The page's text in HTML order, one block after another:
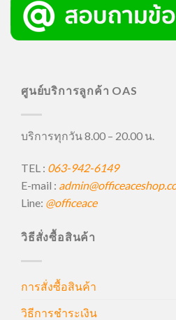
ศูนย์บริการลูกค้า OAS
บริการทุกวัน 8.00 – 20.00 น.
TEL : 063-942-6149
E-mail :
Line: @officeace
วิธีสั่งซื้อสินค้า
การสั่งซื้อสินค้า
วิธีการชำระเงิน